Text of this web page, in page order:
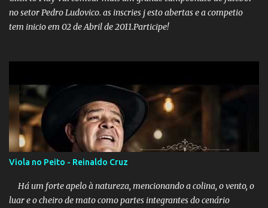
de fake news não é uma surpresa, pois faz parte de um padrão...
no setor Pedro Ludovico. as inscries j esto abertas e a competio
tem inicio em 02 de Abril de 2011.Participe!
Viola no Peito - Reinaldo Cruz
Há um forte apelo à natureza, mencionando a colina, o vento, o
luar e o cheiro de mato como partes integrantes do cenário